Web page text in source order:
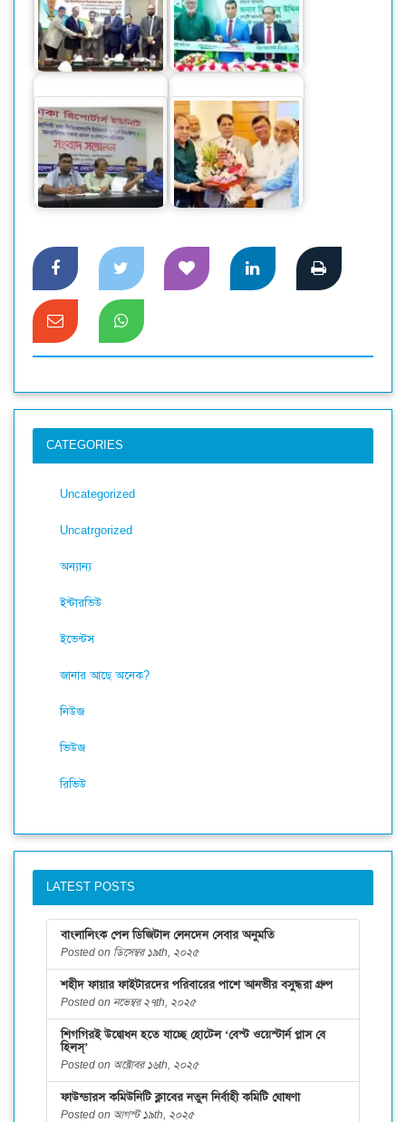
সর্বোচ্চ রেমিট্যান্স
গ্রহীতার স্বীকৃতি পেল
ইসলামী ব্যাংক
ইসলামী ব্যাংকের
ভাটিয়ারী উপশাখা
উদ্বোধন
ফিজিওথেরাপি
চিকিৎসকদের বিরুদ্ধে
আপত্তিকর বক্তব্যের…
পুনর্গঠন হলো ফারইস্ট
ইসলামী লাইফ
ইন্স্যুরেন্সের…
CATEGORIES
Uncategorized
Uncatrgorized
অন্যান্য
ইন্টারভিউ
ইভেন্টস
জানার আছে অনেক?
নিউজ
ভিউজ
রিভিউ
LATEST POSTS
বাংলালিংক পেল ডিজিটাল লেনদেন সেবার অনুমতি
Posted on ডিসেম্বর ১৯th, ২০২৫
শহীদ ফায়ার ফাইটারদের পরিবারের পাশে আনভীর বসুন্ধরা গ্রুপ
Posted on নভেম্বর ২৭th, ২০২৫
শিগগিরই উদ্বোধন হতে যাচ্ছে হোটেল ‘বেস্ট ওয়েস্টার্ন প্লাস বে
হিলস্’
Posted on অক্টোবর ১৬th, ২০২৫
ফাউন্ডারস কমিউনিটি ক্লাবের নতুন নির্বাহী কমিটি ঘোষণা
Posted on আগস্ট ১৯th, ২০২৫